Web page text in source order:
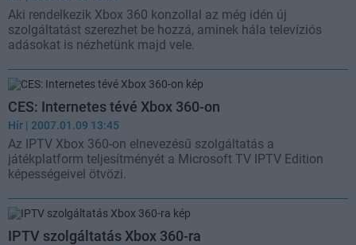
Aki rendelkezik Xbox 360 konzollal az még idén új
szolgáltatást szerezhet be hozzá, aminek hála televíziós
adásokat is nézhetünk majd vele.
CES: Internetes tévé Xbox 360-on
Hír | 2007.01.09 13:45
Az IPTV Xbox 360-on elnevezésű szolgáltatás a
játékplatform teljesítményét a Microsoft TV IPTV Edition
képességeivel ötvözi.
IPTV szolgáltatás Xbox 360-ra